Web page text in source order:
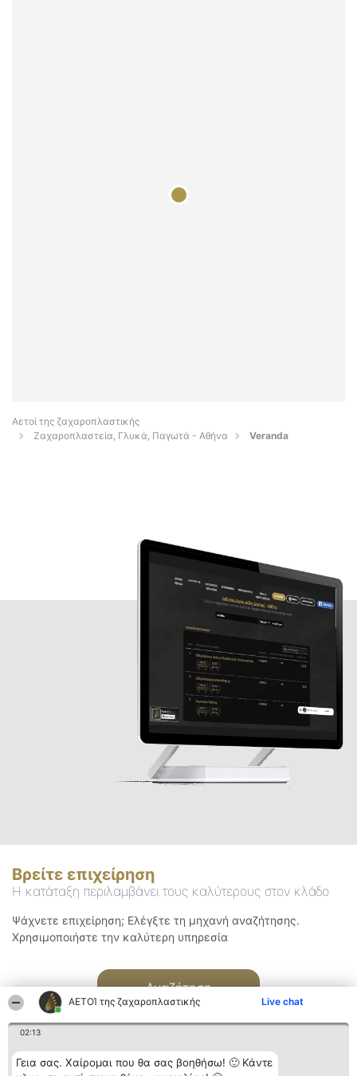
ΑΕΤΟΊ της ζαχαροπλαστικής Live chat
02:13
Γεια σας. Χαίρομαι που θα σας βοηθήσω! 🙂 Κάντε
Αετοί της ζαχαροπλαστικής
Ζαχαροπλαστεία, Γλυκά, Παγωτά - Αθήνα
Veranda
Βρείτε επιχείρηση
Η κατάταξη περιλαμβάνει τους καλύτερους στον κλάδο
Ψάχνετε επιχείρηση; Ελέγξτε τη μηχανή αναζήτησης.
Χρησιμοποιήστε την καλύτερη υπηρεσία
Αναζήτηση